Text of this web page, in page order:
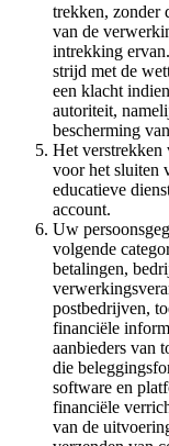
trekken, zonder
van de
intrekking
strijd met de
een klacht
autoriteit,
bescherming
Het
voor het sluiten
educatieve
account.
Uw
volgende
betalingen,
postbedrijven,
financiële
aanbieders van
die
software en
financiële
van de